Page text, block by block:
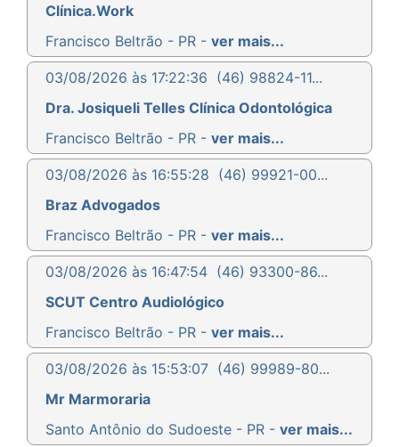
Clínica.Work
Francisco Beltrão - PR - ver mais...
03/08/2026 às 17:22:36 (46) 98824-11...
Dra. Josiqueli Telles Clínica Odontológica
Francisco Beltrão - PR - ver mais...
03/08/2026 às 16:55:28 (46) 99921-00...
Braz Advogados
Francisco Beltrão - PR - ver mais...
03/08/2026 às 16:47:54 (46) 93300-86...
SCUT Centro Audiológico
Francisco Beltrão - PR - ver mais...
03/08/2026 às 15:53:07 (46) 99989-80...
Mr Marmoraria
Santo Antônio do Sudoeste - PR - ver mais...